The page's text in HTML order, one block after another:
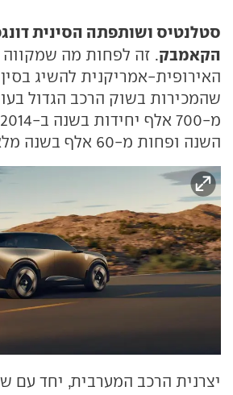
סטלנטיס ושותפתה הסינית
הקאמבק. זה לפחות מה שמקווה
האירופית-אמריקנית להשיג
שהמכירות בשוק הרכב הגדול
השנה ופחות מ-60 אלף בשנה מלאה אשתקד.
יצרנית הרכב המערבית, יחד עם